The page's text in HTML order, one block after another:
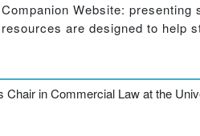
Companion Website:
are designed to help
in Commercial Law at the